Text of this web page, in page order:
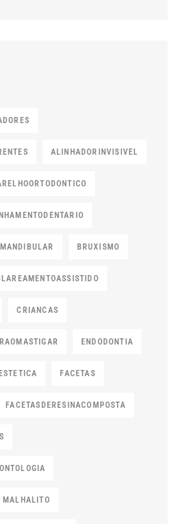
ALINHADORINVISIVEL
BRUXISMO
CRIANCAS
ENDODONTIA
ESTETICA FACETAS
FACETASDERESINACOMPOSTA
MALHALITO